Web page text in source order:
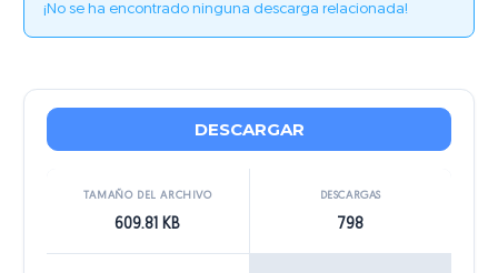
¡No se ha encontrado ninguna descarga relacionada!
DESCARGAR
TAMAÑO DEL ARCHIVO
609.81 KB
DESCARGAS
798